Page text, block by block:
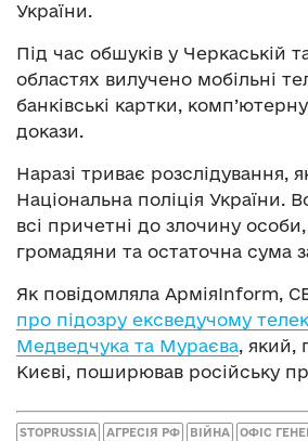
України.
Під час обшуків у Черкаській
областях вилучено мобільні
банківські картки,
докази.
Наразі триває розслідування,
Національна поліція України.
всі причетні до злочину
громадяни та остаточна сума
Як повідомляла АрміяInform,
про підозру ексведучому
Медведчука та Мураєва, який,
Києві, поширював російську
STOPRUSSIA АГРЕСІЯ РФ ВІЙНА ОФІС